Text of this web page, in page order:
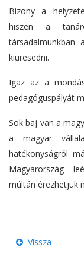
Bizony a
hiszen a
kiüresedni.
Igaz az a
pedagóguspályát
Sok baj van a
a magyar
hatékonyságról
Magyarország
múltán érezhetjük
Vissza